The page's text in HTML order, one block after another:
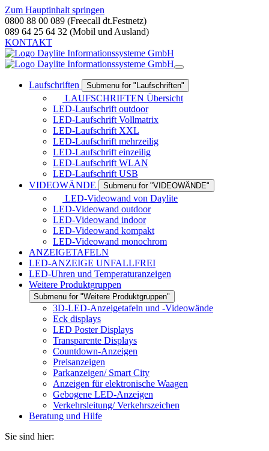
Zum Hauptinhalt springen
0800 88 00 089 (Freecall dt.Festnetz)
089 64 25 64 32 (Mobil und Ausland)
KONTAKT
Laufschriften Submenu for "Laufschriften"
LAUFSCHRIFTEN Übersicht
LED-Laufschrift outdoor
LED-Laufschrift Vollmatrix
LED-Laufschrift XXL
LED-Laufschrift mehrzeilig
LED-Laufschrift einzeilig
LED-Laufschrift WLAN
LED-Laufschrift USB
VIDEOWÄNDE
Submenu for "VIDEOWÄNDE"
LED-Videowand von Daylite
LED-Videowand outdoor
LED-Videowand indoor
LED-Videowand kompakt
LED-Videowand monochrom
ANZEIGETAFELN
LED-ANZEIGE UNFALLFREI
LED-Uhren und Temperaturanzeigen
Weitere Produktgruppen
Submenu for "Weitere Produktgruppen"
3D-LED-Anzeigetafeln und -Videowände
Eck displays
LED Poster Displays
Transparente Displays
Countdown-Anzeigen
Preisanzeigen
Parkanzeigen/ Smart City
Anzeigen für elektronische Waagen
Gebogene LED-Anzeigen
Verkehrsleitung/ Verkehrszeichen
Beratung und Hilfe
Sie sind hier: